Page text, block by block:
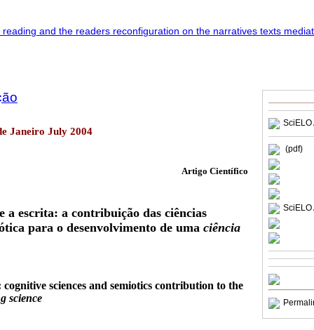
SciELO
(pdf)
SciELO
Janeiro July 2004
Artigo Científico
a escrita: a contribuição das ciências
para o desenvolvimento de uma ciência
sciences and semiotics contribution to the
science